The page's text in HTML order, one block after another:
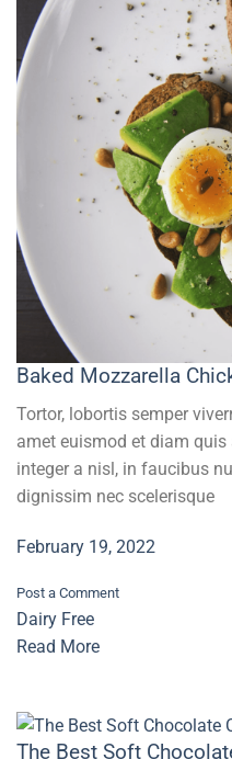
Baked Mozzarella
Tortor, lobortis semper
amet euismod et diam
integer a nisl, in faucibus
dignissim nec scelerisque
February 19, 2022
Post a Comment
Dairy Free
Read More
The Best Soft